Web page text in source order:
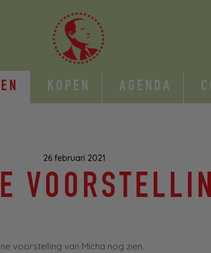
KOPEN AGENDA
26 februari 2021
voorstelling van Micha nog zien.